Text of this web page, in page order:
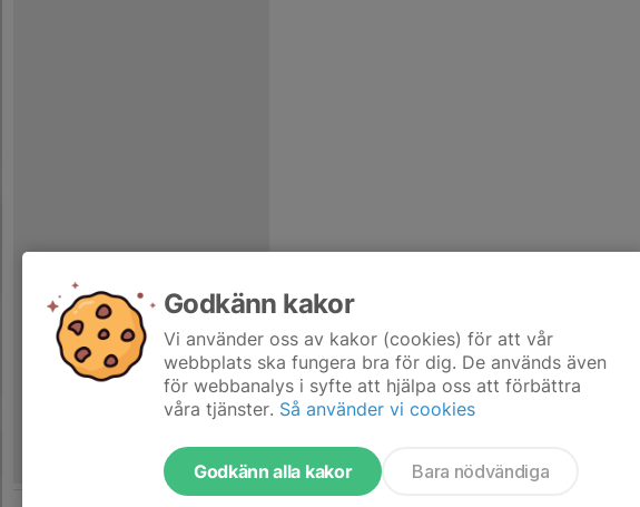
Godkänn kakor
Vi använder oss av kakor (cookies) för att vår
webbplats ska fungera bra för dig. De används även
för webbanalys i syfte att hjälpa oss att förbättra
våra tjänster. Så använder vi cookies
Godkänn alla kakor Bara nödvändiga